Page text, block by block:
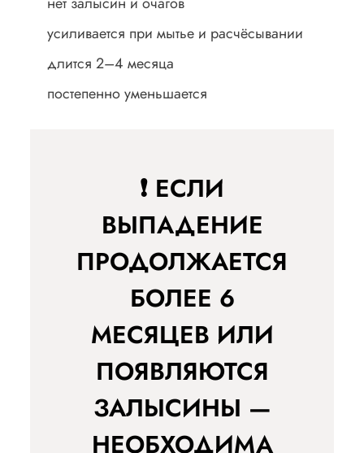
усиливается при мытье и расчёсывании
длится 2–4 месяца
постепенно уменьшается
❗ ЕСЛИ
ВЫПАДЕНИЕ
ПРОДОЛЖАЕТСЯ
БОЛЕЕ 6
МЕСЯЦЕВ ИЛИ
ПОЯВЛЯЮТСЯ
ЗАЛЫСИНЫ —
НЕОБХОДИМА